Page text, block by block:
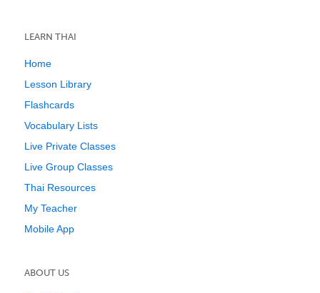
LEARN THAI
Home
Lesson Library
Flashcards
Vocabulary Lists
Live Private Classes
Live Group Classes
Thai Resources
My Teacher
Mobile App
ABOUT US